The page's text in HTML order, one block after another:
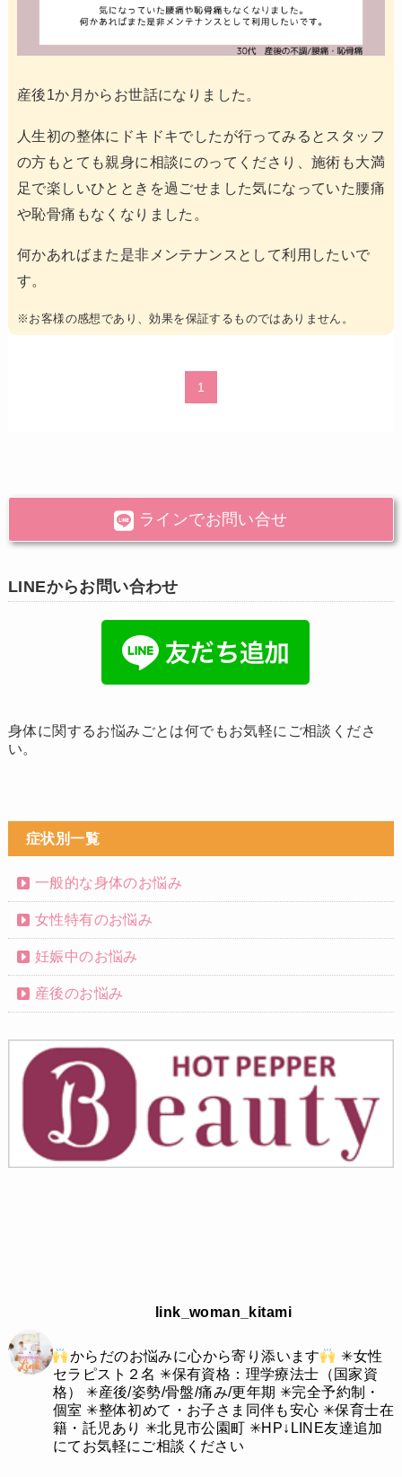
産後1か月からお世話になりました。
人生初の整体にドキドキでしたが行ってみるとスタッフ
の方もとても親身に相談にのってくださり、施術も大満
足で楽しいひとときを過ごせました気になっていた腰痛
や恥骨痛もなくなりました。
何かあればまた是非メンテナンスとして利用したいで
す。
※お客様の感想であり、効果を保証するものではありません。
1
ラインでお問い合せ
LINEからお問い合わせ
身体に関するお悩みごとは何でもお気軽にご相談くださ
い。
症状別一覧
一般的な身体のお悩み
女性特有のお悩み
妊娠中のお悩み
産後のお悩み
link_woman_kitami
からだのお悩みに心から寄り添います
✳︎女性
セラピスト２名 ✳︎保有資格：理学療法士（国家資
格）
✳︎産後/姿勢/骨盤/痛み/更年期 ✳︎完全予約制・
個室 ✳︎整体初めて・お子さま同伴も安心 ✳︎保育士在
籍・託児あり ✳︎北見市公園町 ✳︎HP↓LINE友達追加
にてお気軽にご相談ください